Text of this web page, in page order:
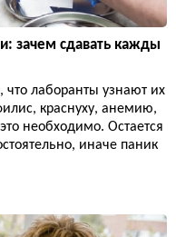
зачем сдавать кажды
что лаборанты узнают их
краснуху, анемию,
необходимо. Остается
иначе паник